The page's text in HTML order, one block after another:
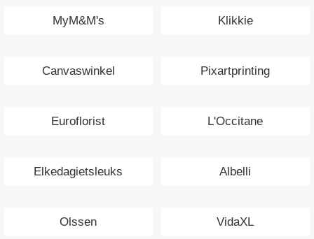
MyM&M's Klikkie
Canvaswinkel Pixartprinting
Euroflorist L'Occitane
Elkedagietsleuks Albelli
Olssen VidaXL